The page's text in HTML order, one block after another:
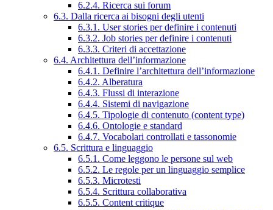
6.2.4. Ricerca sui forum
6.3. Dalla ricerca ai bisogni degli utenti
6.3.1. User stories per definire i contenuti
6.3.2. Job stories per definire i contenuti
6.3.3. Criteri di accettazione
6.4. Architettura dell’informazione
6.4.1. Definire l’architettura dell’informazione
6.4.2. Alberatura
6.4.3. Flussi di interazione
6.4.4. Sistemi di navigazione
6.4.5. Tipologie di contenuto (content type)
6.4.6. Ontologie e standard
6.4.7. Vocabolari controllati e tassonomie
6.5. Scrittura e linguaggio
6.5.1. Come leggono le persone sul web
6.5.2. Le regole per un linguaggio semplice
6.5.3. Microtesti
6.5.4. Scrittura collaborativa
6.5.5. Content critique